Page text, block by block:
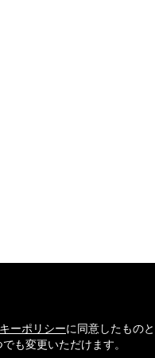
ー検索
ーポリシーに同意したものと
も変更いただけます。